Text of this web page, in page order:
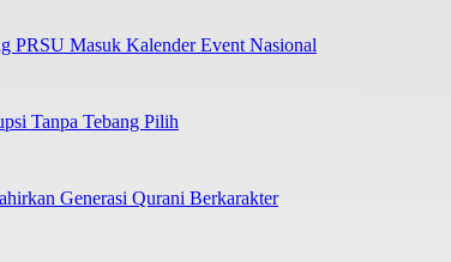
PRSU Masuk Kalender Event Nasional
Tanpa Tebang Pilih
Generasi Qurani Berkarakter